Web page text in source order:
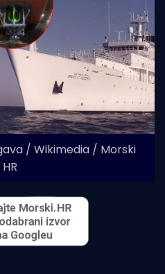
/ Wikimedia / Morski
HR